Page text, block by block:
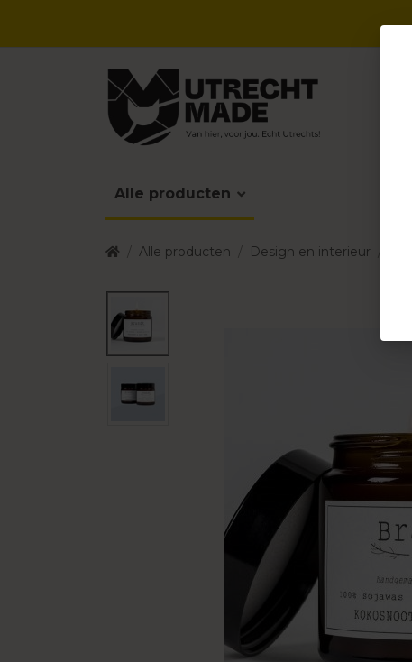
Alle producten
Alle producten Design en interieur